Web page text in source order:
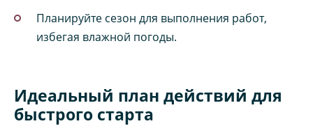
Планируйте сезон для выполнения работ,
избегая влажной погоды.
Идеальный план действий для
быстрого старта